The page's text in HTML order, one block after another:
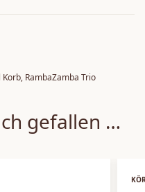
Korb, RambaZamba Trio
gefallen …